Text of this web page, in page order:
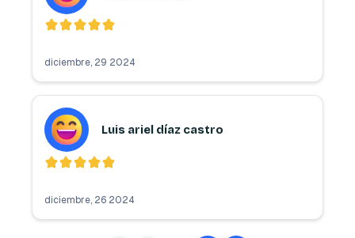
diciembre, 29 2024
Luis ariel díaz castro
diciembre, 26 2024